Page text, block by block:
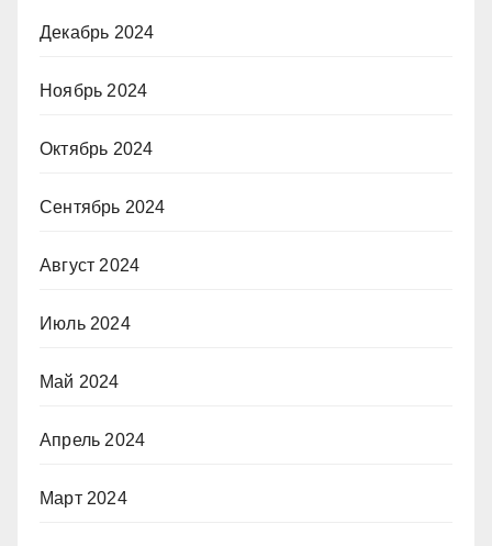
Декабрь 2024
Ноябрь 2024
Октябрь 2024
Сентябрь 2024
Август 2024
Июль 2024
Май 2024
Апрель 2024
Март 2024